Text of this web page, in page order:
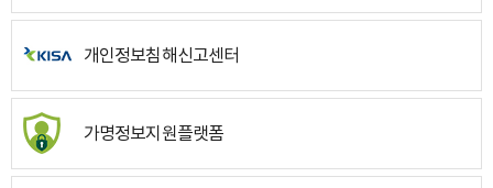
개인정보침해신고센터
가명정보지원플랫폼